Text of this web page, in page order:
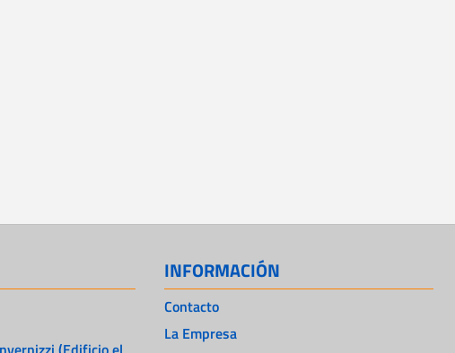
INFORMACIÓN
Contacto
La Empresa